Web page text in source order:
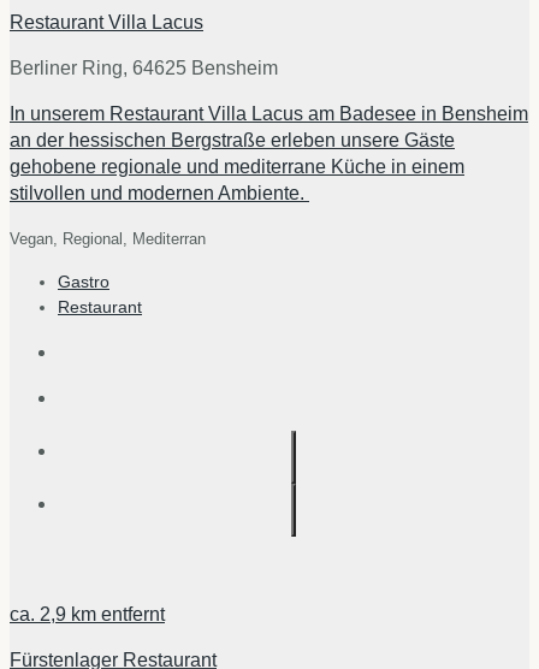
Restaurant Villa Lacus
Berliner Ring, 64625 Bensheim
In unserem Restaurant Villa Lacus am Badesee in Bensheim
an der hessischen Bergstraße erleben unsere Gäste
gehobene regionale und mediterrane Küche in einem
stilvollen und modernen Ambiente.
Vegan, Regional, Mediterran
Gastro
Restaurant
ca. 2,9 km entfernt
Fürstenlager Restaurant